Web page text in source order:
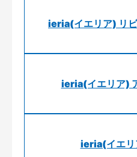
ieria(イエリア) リ
ieria(イエリア)
ieria(イエリ